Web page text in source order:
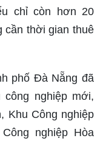
chỉ còn hơn 20
cần thời gian thuê
phố Đà Nẵng đã
nghiệp mới,
Khu Công nghiệp
nghiệp Hòa